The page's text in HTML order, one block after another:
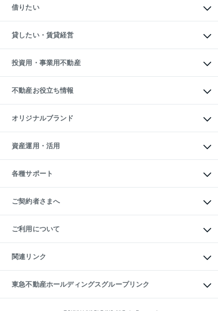
中古一戸建ての購入
不動産購入の流れ
注目キーワード物件特集
購入ガイド
English 繁体中文簡体中文
一戸建ての売却・査定
土地の売却・査定
スピードAI査定
不動産査定について
不動産売却の流れ
不動産買換えの流れ
売却ガイド
借りたい
オフィス・店舗の賃貸
借りるときの流れ
借りるガイド
貸したい・賃貸経営
マンション賃料データ
賃貸管理プラン
リロケーションについて
貸すガイド
投資用・事業用不動産
事業用不動産
マンション投資
投資用マンション
アパート経営
収益物件
ビル購入（ビル一棟）
投資用不動産の売却査定
事業用不動産の売却査定
不動産お役立ち情報
マンションライブラリー
人気マンションランキング
暮らしに役立つ不動産メディア
不動産相場・不動産価格情報
不動産コラム・ニュース
不動産用語集
不動産なんでもネット相談室
住まいの税金
オリジナルブランド
一棟リノベーションマンション
L`GENTE（ルジェンテ）
区分リノベーションマンション
投資用一棟レジデンスWELL
不動産小口投資
LEGACIA（レガシア）
資産運用・活用
不動産M&A
アセットマネジメント・出資
各種サポート
相続サポート
リフォームサポート
ご契約者さまへ
ご紹介・再契約特典
入居者様専用-各種ご案内（賃貸）
東急こすもす会「こすもすWeb」
ご利用について
金融商品取引について
東急リバブル ソーシャルメディアポリシー
ご意見・お問い合わせ（金融商品取引専用の相談・お問い合わせ窓口）
ダイレクトメール（郵送物）・Eメールなどの送付停止について
関連リンク
これからご結婚される方に東急百貨店のブライダルクラブ
人材サービスのご用命は 東急リバブルスタッフ株式会社まで
東北の逸品を贈ります 東北すぐれものセレクション
東急不動産ホールディングスグループリンク
東急コミュニティー